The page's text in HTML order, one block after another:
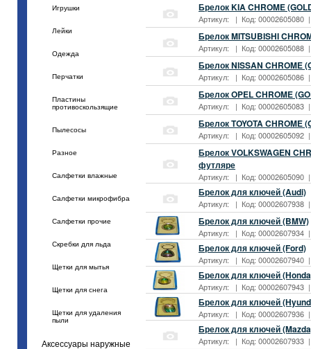
Игрушки
Лейки
Одежда
Перчатки
Пластины
противоскользящие
Пылесосы
Разное
Салфетки влажные
Салфетки микрофибра
Салфетки прочие
Скребки для льда
Щетки для мытья
Щетки для снега
Щетки для удаления
пыли
Аксессуары наружные
Брелок KIA CHROME
Артикул: | Код: 00002605080
Брелок MITSUBISHI
Артикул: | Код: 00002605088
Брелок NISSAN CHROME
Артикул: | Код: 00002605086
Брелок OPEL CHROME
Артикул: | Код: 00002605083
Брелок TOYOTA CHROME
Артикул: | Код: 00002605092
Брелок VOLKSWAGEN
футляре
Артикул: | Код: 00002605090
Брелок для ключей (Audi)
Артикул: | Код: 00002607938
Брелок для ключей (BMW)
Артикул: | Код: 00002607934
Брелок для ключей (Ford)
Артикул: | Код: 00002607940
Брелок для ключей
Артикул: | Код: 00002607943
Брелок для ключей
Артикул: | Код: 00002607936
Брелок для ключей
Артикул: | Код: 00002607933